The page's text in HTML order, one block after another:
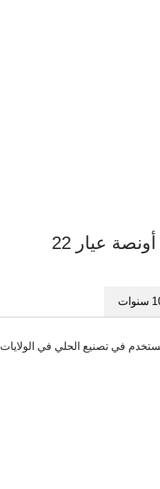
مخطط سعر الذهب في بنما بالبالبوا البنمي لكل أونصة عيار 22
و هو عمليا نادرا ما يستخدم في تصنيع الحلي في الولايات